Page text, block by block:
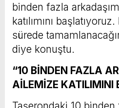
binden fazla
katılımını
sürede
diye konuştu.
“10 BİNDEN FAZLA
AİLEMİZE KATILIMINI